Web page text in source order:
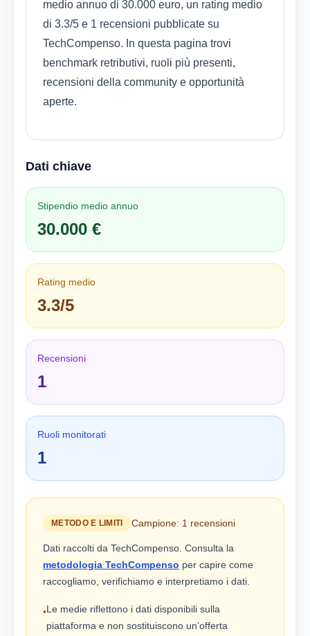
medio annuo di 30.000 euro, un rating medio
di 3.3/5 e 1 recensioni pubblicate su
TechCompenso. In questa pagina trovi
benchmark retributivi, ruoli più presenti,
recensioni della community e opportunità
aperte.
Dati chiave
Stipendio medio annuo
30.000 €
Rating medio
3.3/5
Recensioni
1
Ruoli monitorati
1
METODO E LIMITI Campione: 1 recensioni
Dati raccolti da TechCompenso. Consulta la
metodologia TechCompenso per capire come
raccogliamo, verifichiamo e interpretiamo i dati.
•Le medie riflettono i dati disponibili sulla
piattaforma e non sostituiscono un’offerta